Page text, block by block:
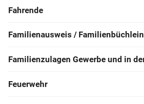
Fahrende
Familienausweis / Familienbüchlein
Familienzulagen Gewerbe und in
Feuerwehr